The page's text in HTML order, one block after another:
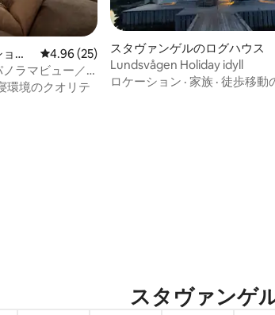
レビュー25件、5つ星中4.96つ星の平均評価
4.96 (25)
ラマビュー／
環境のクオリテ
スタヴァンゲルのログハウス
Lundsvågen Holiday idyll
ロケーション · 家族 · 徒歩移動
スタヴァンゲ